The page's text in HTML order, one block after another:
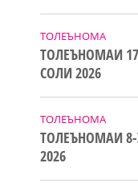
ТОЛЕЪНОМА
ТОЛЕЪНОМАИ
СОЛИ 2026
ТОЛЕЪНОМА
ТОЛЕЪНОМАИ
2026